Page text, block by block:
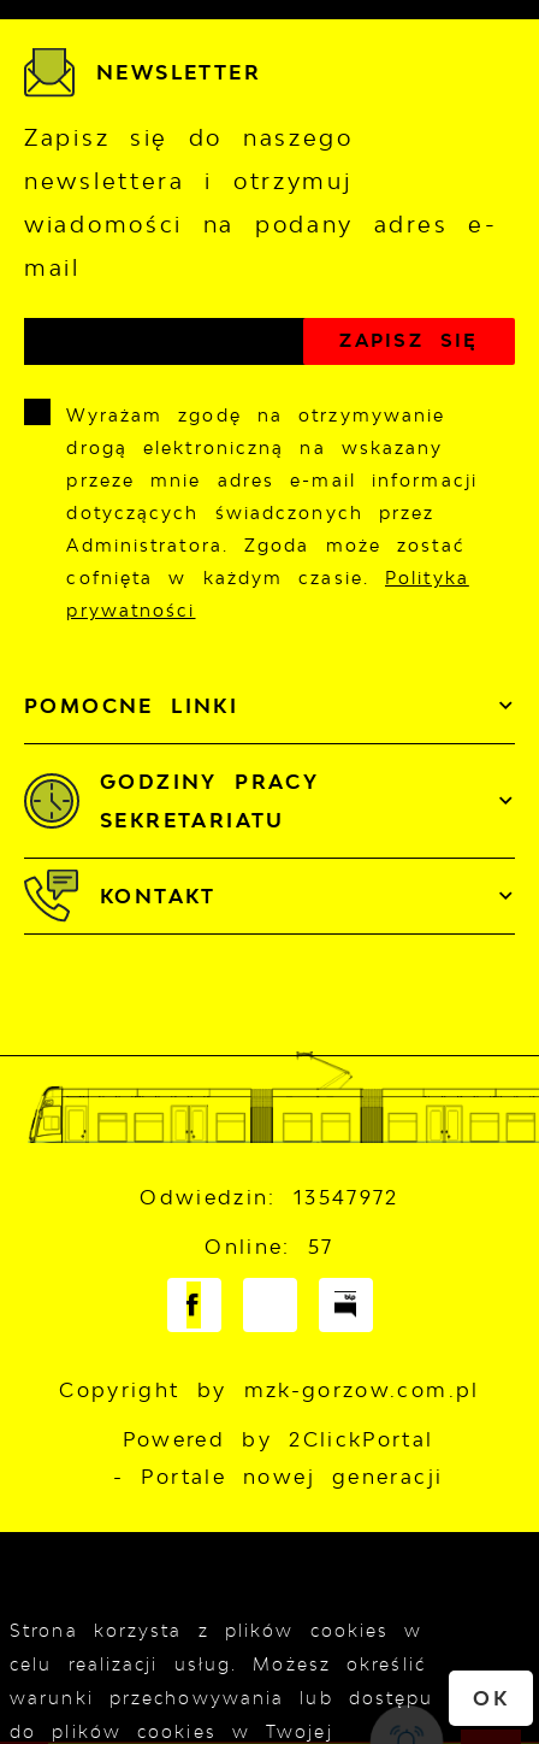
POMOCNE LINKI
NEWSLETTER
Zapisz się do naszego
newslettera i otrzymuj
wiadomości na podany adres e-
mail
Wyrażam zgodę na otrzymywanie
drogą elektroniczną na wskazany
przeze mnie adres e-mail informacji
dotyczących świadczonych przez
Administratora. Zgoda może zostać
cofnięta w każdym czasie. Polityka
prywatności
GODZINY PRACY
SEKRETARIATU
KONTAKT
Odwiedzin: 13547972
Online: 57
Copyright by mzk-gorzow.com.pl
Powered by 2ClickPortal
- Portale nowej generacji
Strona korzysta z plików cookies w
celu realizacji usług. Możesz określić
warunki przechowywania lub dostępu
do plików cookies w Twojej
OK